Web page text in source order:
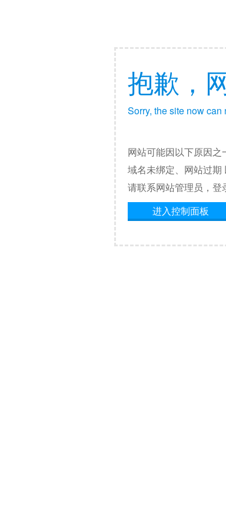
抱歉，
Sorry, the site now can
网站可能因以下原因之
域名未绑定、网站过期
请联系网站管理员，登
进入控制面板